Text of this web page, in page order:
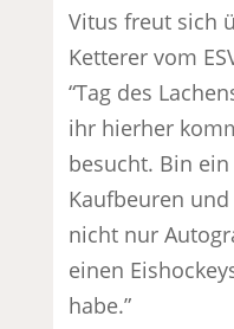
Vitus freut sich
Ketterer vom
“Tag des
ihr hierher
besucht. Bin ein
Kaufbeuren
nicht nur
einen
habe.”